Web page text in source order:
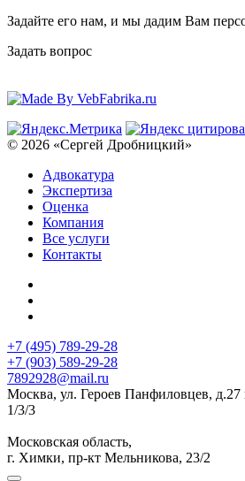
Задайте его нам, и мы дадим Вам
Задать вопрос
© 2026 «Сергей Дробницкий»
Адвокатура
Экспертиза
Оценка
Компания
Все услуги
Контакты
+7 (495) 789-29-28
+7 (903) 589-29-28
7892928@mail.ru
Москва, ул. Героев Панфиловцев, д.27
1/3/3
Московская область,
г. Химки, пр-кт Мельникова, 23/2